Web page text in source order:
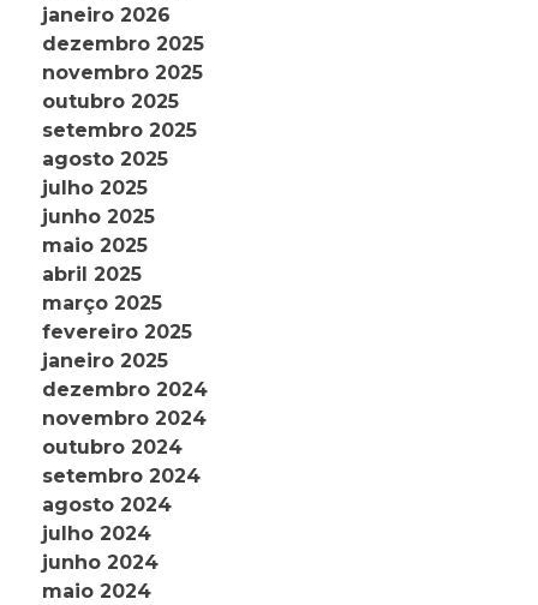
janeiro 2026
dezembro 2025
novembro 2025
outubro 2025
setembro 2025
agosto 2025
julho 2025
junho 2025
maio 2025
abril 2025
março 2025
fevereiro 2025
janeiro 2025
dezembro 2024
novembro 2024
outubro 2024
setembro 2024
agosto 2024
julho 2024
junho 2024
maio 2024